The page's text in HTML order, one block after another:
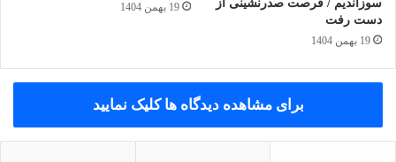
سوزاندیم / فرصت صدرنشینی از
دست رفت
19 بهمن 1404
19 بهمن 1404
برای مشاهده دیدگاه ها کلیک نمایید